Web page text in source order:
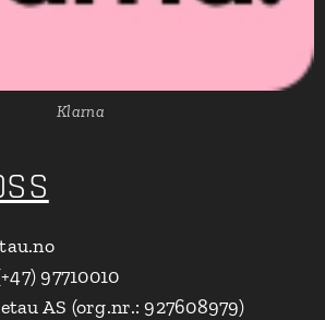
Klarna
97710010
AS (org.nr.: 927608979)